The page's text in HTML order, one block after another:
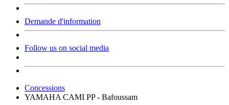
Demande d'information
Follow us on social media
Concessions
YAMAHA CAMI PP - Bafoussam